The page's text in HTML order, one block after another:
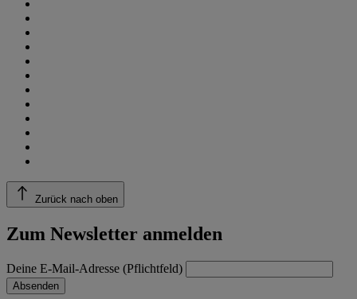
Zurück nach oben
Zum Newsletter anmelden
Deine E-Mail-Adresse (Pflichtfeld)
Absenden